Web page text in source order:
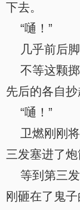
下去。
“嗵！”
几乎前后脚
不等这颗掷
先后的各自抄
“嗵！”
卫燃刚刚将
三发塞进了炮
等到第三发
刚砸在了鬼